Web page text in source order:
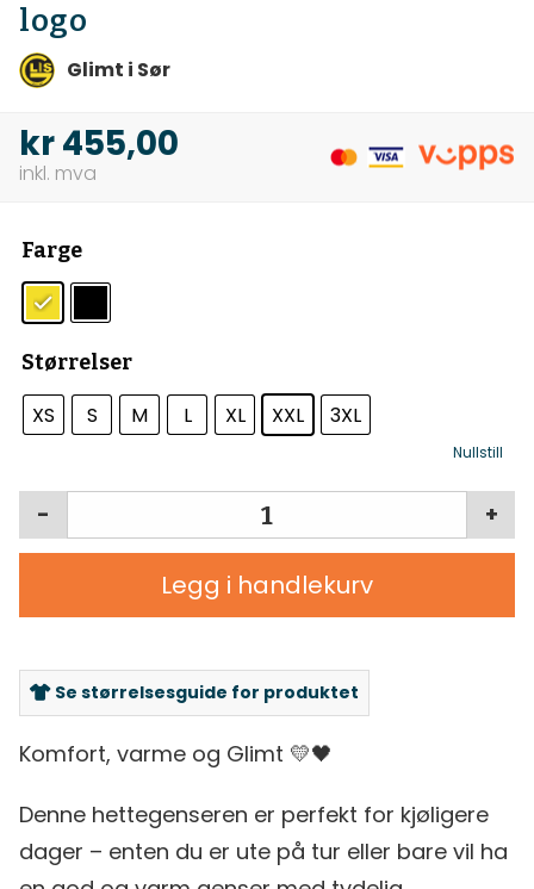
logo
Glimt i Sør
kr455,00
Farge
Størrelser
XS S M L XL XXL 3XL
Nullstill
+
-
Legg i handlekurv
Se størrelsesguide for produktet
Komfort, varme og Glimt 💛🖤
Denne hettegenseren er perfekt for kjøligere
dager – enten du er ute på tur eller bare vil ha